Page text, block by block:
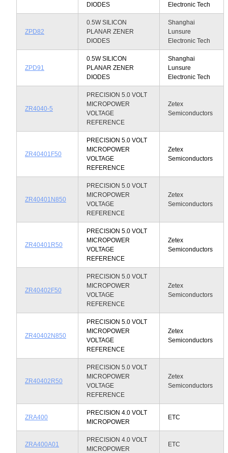
DIODES
Electronic Tech
ZPD82
0.5W SILICON
PLANAR ZENER
DIODES
Shanghai
Lunsure
Electronic Tech
ZPD91
0.5W SILICON
PLANAR ZENER
DIODES
Shanghai
Lunsure
Electronic Tech
ZR4040-5
PRECISION 5.0 VOLT
MICROPOWER
VOLTAGE
REFERENCE
Zetex
Semiconductors
ZR40401F50
PRECISION 5.0 VOLT
MICROPOWER
VOLTAGE
REFERENCE
Zetex
Semiconductors
ZR40401N850
PRECISION 5.0 VOLT
MICROPOWER
VOLTAGE
REFERENCE
Zetex
Semiconductors
ZR40401R50
PRECISION 5.0 VOLT
MICROPOWER
VOLTAGE
REFERENCE
Zetex
Semiconductors
ZR40402F50
PRECISION 5.0 VOLT
MICROPOWER
VOLTAGE
REFERENCE
Zetex
Semiconductors
ZR40402N850
PRECISION 5.0 VOLT
MICROPOWER
VOLTAGE
REFERENCE
Zetex
Semiconductors
ZR40402R50
PRECISION 5.0 VOLT
MICROPOWER
VOLTAGE
REFERENCE
Zetex
Semiconductors
ZRA400
PRECISION 4.0 VOLT
MICROPOWER
ETC
ZRA400A01
PRECISION 4.0 VOLT
MICROPOWER
ETC